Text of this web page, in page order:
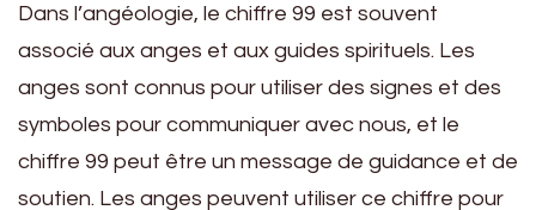
Dans l’angéologie, le chiffre 99 est souvent
associé aux anges et aux guides spirituels. Les
anges sont connus pour utiliser des signes et des
symboles pour communiquer avec nous, et le
chiffre 99 peut être un message de guidance et de
soutien. Les anges peuvent utiliser ce chiffre pour